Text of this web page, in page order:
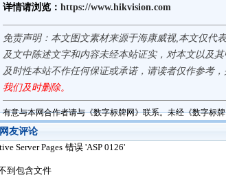
详情请浏览： https://www.hikvision.com
免责声明：本文图文素材来源于海康威视,本文仅代
及文中陈述文字和内容未经本站证实，对本文以及
及时性本站不作任何保证或承诺，请读者仅作参考，
我们及时删除。
有意与本网合作者请与《数字标牌网》联系。未经《数字标
网友评论